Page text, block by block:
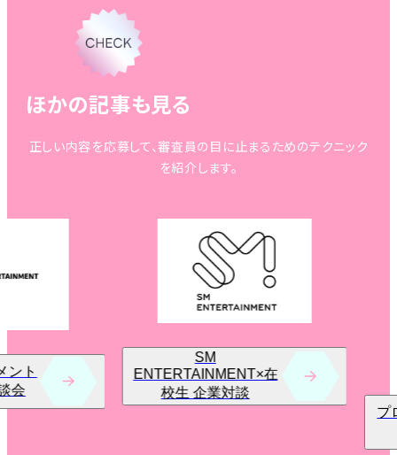
ほかの記事も見る
正しい内容を応募して、審査員の目に止まるためのテクニック
を紹介します。
在
業対談